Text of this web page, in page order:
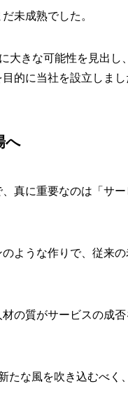
未成熟でした。
大きな可能性を見出し
的に当社を設立しまし
へ
真に重要なのは「サ
ような作りで、従来
の質がサービスの成
たな風を吹き込むべく